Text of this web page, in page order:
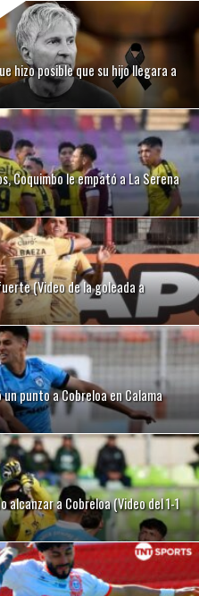
hizo posible que su hijo llegara a
Coquimbo le empató a La Serena
(Video de la goleada a
punto a Cobreloa en Calama
alcanzar a Cobreloa (Video del 1-1